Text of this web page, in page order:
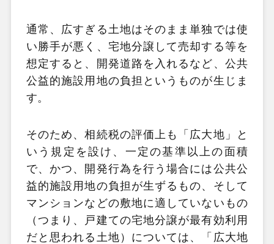
通常、広すぎる土地はそのまま単独では使
い勝手が悪く、宅地分譲して売却する等を
想定すると、開発道路を入れるなど、公共
公益的施設用地の負担というものが生じま
す。
そのため、相続税の評価上も「広大地」と
いう規定を設け、一定の基準以上の面積
で、かつ、開発行為を行う場合には公共公
益的施設用地の負担が生ずるもの、そして
マンションなどの敷地に適していないもの
（つまり、戸建ての宅地分譲が最有効利用
だと思われる土地）については、「広大地